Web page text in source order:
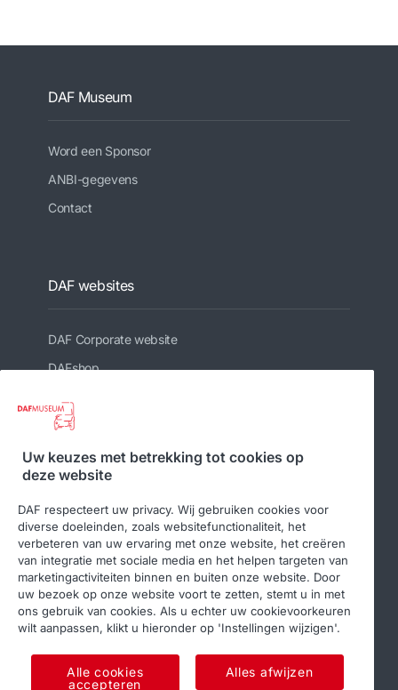
DAF Museum
Word een Sponsor
ANBI-gegevens
Contact
DAF websites
DAF Corporate website
DAFshop
Volg ons
Uw keuzes met betrekking tot cookies op
deze website
DAF respecteert uw privacy. Wij gebruiken cookies voor
diverse doeleinden, zoals websitefunctionaliteit, het
verbeteren van uw ervaring met onze website, het creëren
van integratie met sociale media en het helpen targeten van
marketingactiviteiten binnen en buiten onze website. Door
uw bezoek op onze website voort te zetten, stemt u in met
ons gebruik van cookies. Als u echter uw cookievoorkeuren
wilt aanpassen, klikt u hieronder op 'Instellingen wijzigen'.
Alle cookies
accepteren
Alles afwijzen